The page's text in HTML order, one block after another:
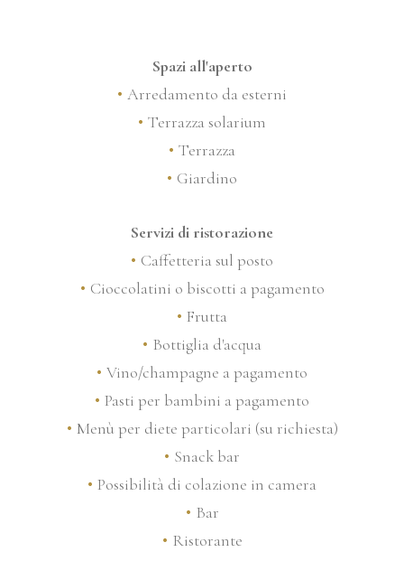
Spazi all'aperto
Arredamento da esterni
Terrazza solarium
Terrazza
Giardino
Servizi di ristorazione
Caffetteria sul posto
Cioccolatini o biscotti a pagamento
Frutta
Bottiglia d'acqua
Vino/champagne a pagamento
Pasti per bambini a pagamento
Menù per diete particolari (su richiesta)
Snack bar
Possibilità di colazione in camera
Bar
Ristorante